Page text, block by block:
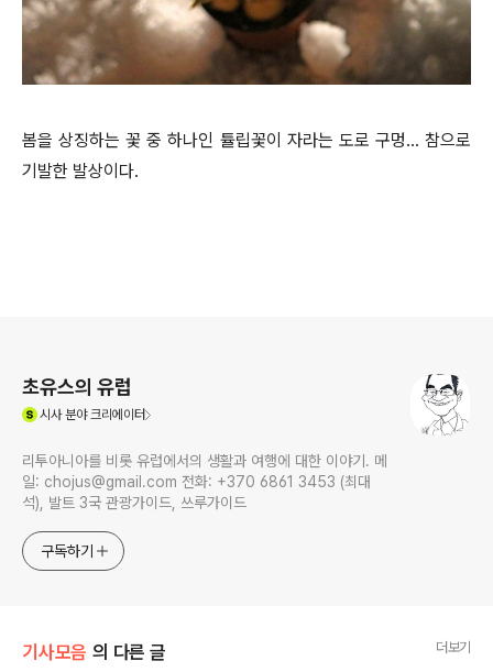
봄을 상징하는 꽃 중 하나인 튤립꽃이 자라는 도로 구멍... 참으로
기발한 발상이다.
초유스의 유럽
시사분야 크리에이터
리투아니아를 비롯 유럽에서의 생활과 여행에 대한 이야기. 메
일: chojus@gmail.com 전화: +370 6861 3453 (최대
석), 발트 3국 관광가이드, 쓰루가이드
구독하기
기사모음 의 다른 글 더보기